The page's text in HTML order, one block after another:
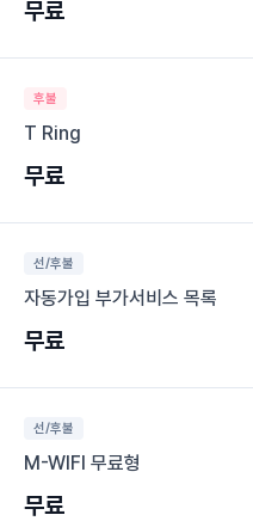
무료
후불
T Ring
무료
선/후불
자동가입 부가서비스 목록
무료
선/후불
M-WIFI 무료형
무료